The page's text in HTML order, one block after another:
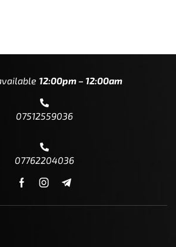
12:00pm – 12:00am
07512559036
07762204036